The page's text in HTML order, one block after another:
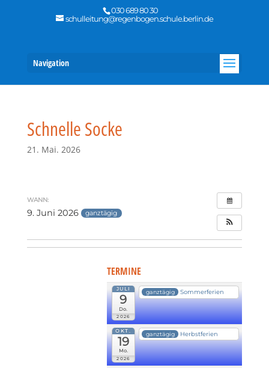
030 689 80 30
schulleitung@regenbogen.schule.berlin.de
Navigation
Schnelle Socke
21. Mai. 2026
WANN:
9. Juni 2026 ganztägig
TERMINE
JULI
9
Do.
2026
ganztägig Sommerferien
OKT.
19
Mo.
2026
ganztägig Herbstferien